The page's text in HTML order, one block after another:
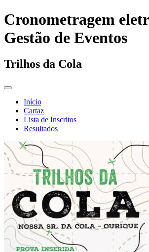
Cronometragem
Gestão de Eventos
Trilhos da Cola
Início
Cartaz
Lista de Inscritos
Resultados